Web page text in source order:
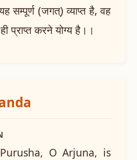
(जगत्) व्याप्त है, वह
प्राप्त करने योग्य है।।
O Arjuna, is